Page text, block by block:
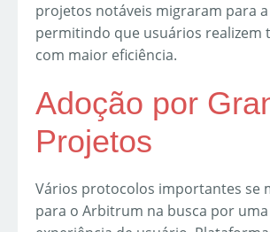
projetos notáveis migraram para
permitindo que usuários realizem
com maior eficiência.
Adoção por
Projetos
Vários protocolos importantes se
para o Arbitrum na busca por